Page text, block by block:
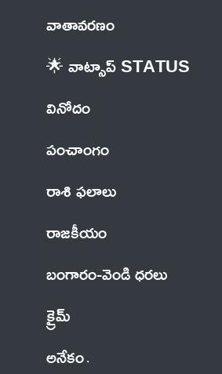
వాతావరణం
🌟 వాట్సాప్ STATUS
వినోదం
పంచాంగం
రాశి ఫలాలు
రాజకీయం
బంగారం-వెండి ధరలు
క్రైమ్
అనేకం